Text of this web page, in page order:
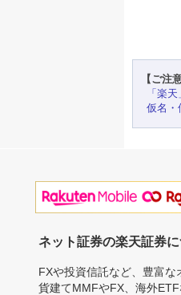
【ご注
「楽
仮名・
ネット証券の楽天証券
FXや投資信託など、豊富
貨建てMMFやFX、海外